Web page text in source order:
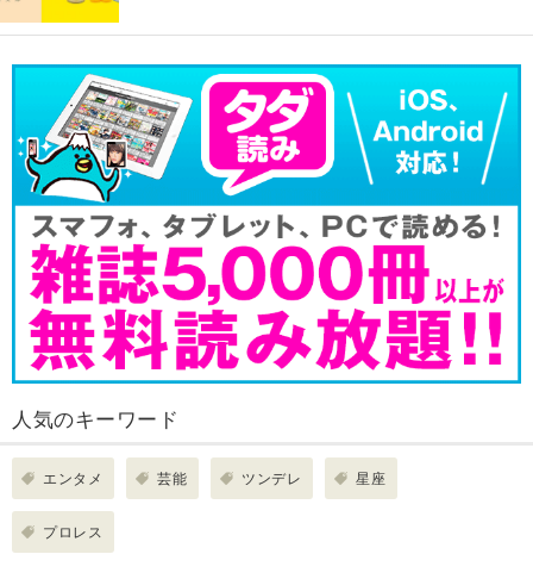
人気のキーワード
エンタメ 芸能 ツンデレ 星座
プロレス